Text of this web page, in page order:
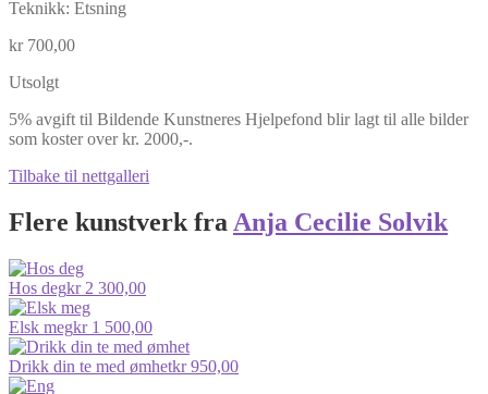
Teknikk: Etsning
kr700,00
Utsolgt
5% avgift til Bildende Kunstneres Hjelpefond blir lagt til alle bilder
som koster over kr. 2000,-.
Tilbake til nettgalleri
Flere kunstverk fra Anja Cecilie Solvik
Hos degkr2 300,00
Elsk megkr1 500,00
Drikk din te med ømhetkr950,00